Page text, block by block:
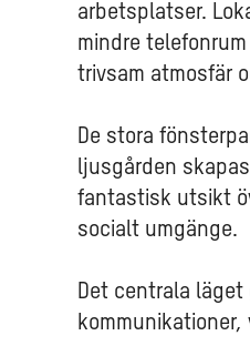
arbetsplatser.
mindre
trivsam atmosfär
De stora
ljusgården
fantastisk utsikt
socialt umgänge.
Det centrala